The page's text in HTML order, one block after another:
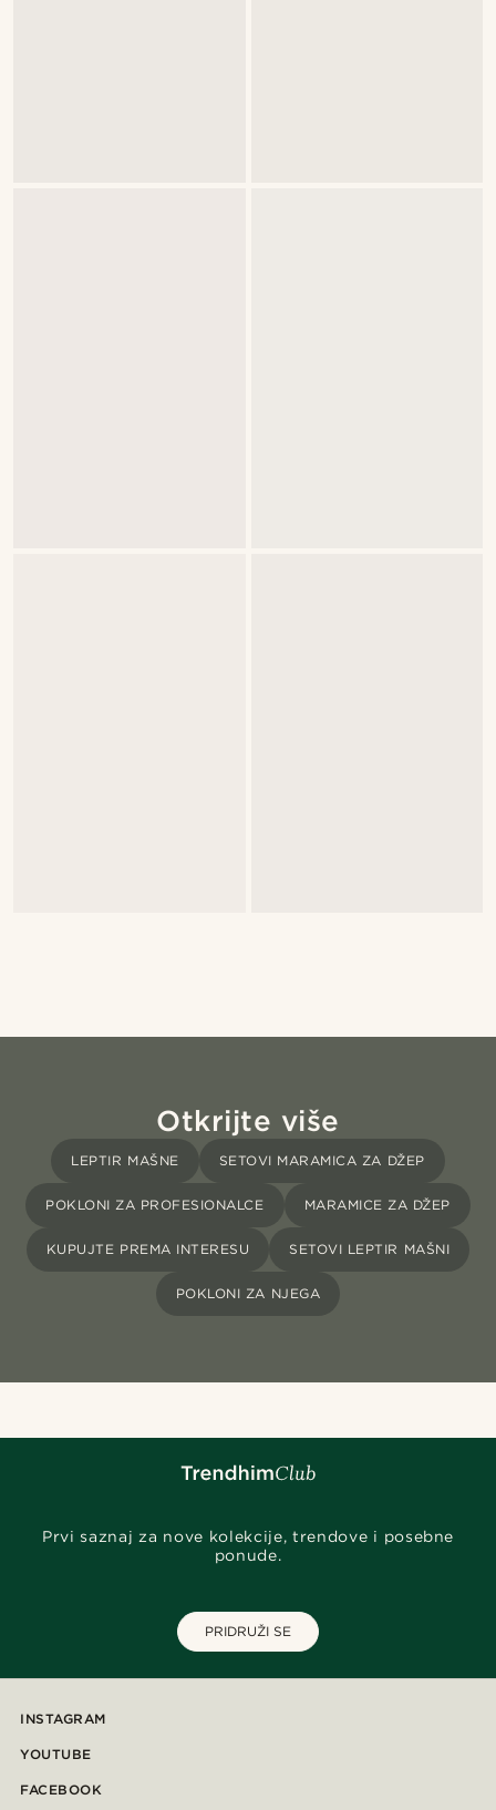
Otkrijte više
LEPTIR MAŠNE SETOVI MARAMICA ZA DŽEP
POKLONI ZA PROFESIONALCE MARAMICE ZA DŽEP
KUPUJTE PREMA INTERESU SETOVI LEPTIR MAŠNI
POKLONI ZA NJEGA
Prvi saznaj za nove kolekcije, trendove i posebne
ponude.
PRIDRUŽI SE
INSTAGRAM
YOUTUBE
FACEBOOK